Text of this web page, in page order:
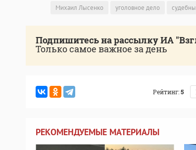
Михаил Лысенко уголовное дело
Подпишитесь на рассылку ИА
Только самое важное за день
Рейтинг:5
РЕКОМЕНДУЕМЫЕ МАТЕРИАЛЫ